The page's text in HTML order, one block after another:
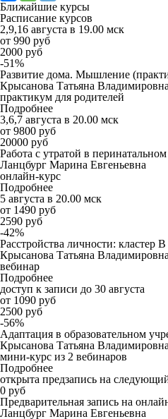
Ближайшие курсы
Расписание курсов
2,9,16 августа в 19.00 мск
от 990 руб
2000 руб
-51%
Развитие дома. Мышление
Крысанова Татьяна Владимировна
практикум для родителей
Подробнее
3,6,7 августа в 20.00 мск
от 9800 руб
20000 руб
Работа с утратой в
Ланцбург Марина Евгеньевна
онлайн-курс
Подробнее
5 августа в 20.00 мск
от 1490 руб
2590 руб
-42%
Расстройства личности: кластер
Крысанова Татьяна Владимировна
вебинар
Подробнее
доступ к записи до 30 августа
от 1090 руб
2500 руб
-56%
Адаптация в образовательном
Крысанова Татьяна Владимировна
мини-курс из 2 вебинаров
Подробнее
открыта предзапись на
0 руб
Предварительная запись на
Ланцбург Марина Евгеньевна